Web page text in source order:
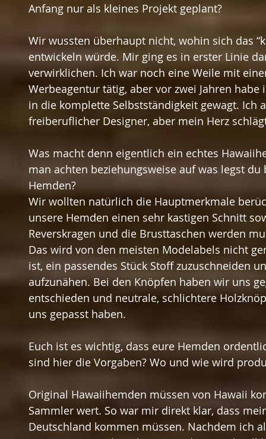
Anfang nur als kleines Projekt geplant?
Wir wussten überhaupt nicht, wohin sich das
entwickeln würde. Mir ging es in erster Linie
verwirklichen. Ich war noch eine Weile mit
Werbeagentur tätig, aber vor zwei Jahren
in die komplette Selbstständigkeit gewagt. Ich
freiberuflicher Designer, aber mein Herz
Was macht denn eigentlich ein echtes
man achten beziehungsweise auf was legst
Hemden?
Wir wollten natürlich die Hauptmerkmale
unsere Hemden einen sehr kastigen Schnitt
Reverskragen und die Brusttaschen werden
Das wird von den meisten Modelabels nicht
ist, ein passendes Stück Stoff zuzuschneiden
aufzunähen. Bei den Knöpfen haben wir uns
entschieden und neutrale, schlichtere
uns gepasst haben.
Euch ist es wichtig, dass eure Hemden
sind hier die Vorgaben? Wo und wie wird
Original Hawaiihemden müssen von Hawaii
Sammler wert. So war mir direkt klar, dass
Deutschland kommen müssen. Nachdem ich